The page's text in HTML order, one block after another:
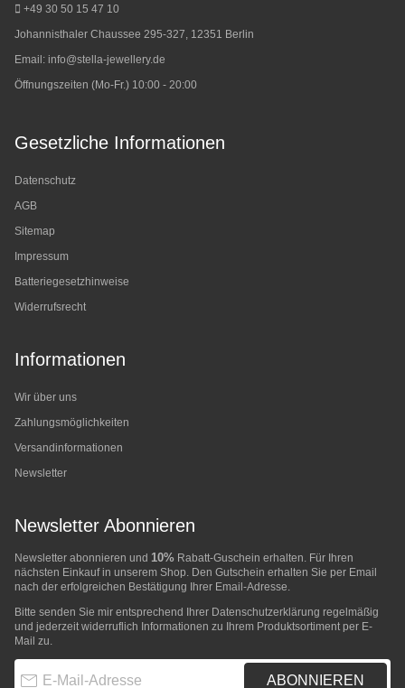
+49 30 50 15 47 10
Johannisthaler Chaussee 295-327, 12351 Berlin
Email: info@stella-jewellery.de
Öffnungszeiten (Mo-Fr.) 10:00 - 20:00
Gesetzliche Informationen
Datenschutz
AGB
Sitemap
Impressum
Batteriegesetzhinweise
Widerrufsrecht
Informationen
Wir über uns
Zahlungsmöglichkeiten
Versandinformationen
Newsletter
Newsletter Abonnieren
Newsletter abonnieren und 10% Rabatt-Guschein erhalten. Für Ihren
nächsten Einkauf in unserem Shop. Den Gutschein erhalten Sie per Email
nach der erfolgreichen Bestätigung Ihrer Email-Adresse.
Bitte senden Sie mir entsprechend Ihrer Datenschutzerklärung regelmäßig
und jederzeit widerruflich Informationen zu Ihrem Produktsortiment per E-
Mail zu.
ABONNIEREN